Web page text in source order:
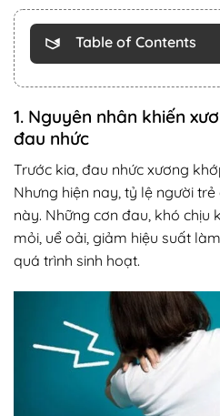
Table of Contents
1. Nguyên nhân khiến
đau nhức
Trước kia, đau nhức xương
Nhưng hiện nay, tỷ lệ người
này. Những cơn đau, khó chịu
mỏi, uể oải, giảm hiệu suất
quá trình sinh hoạt.